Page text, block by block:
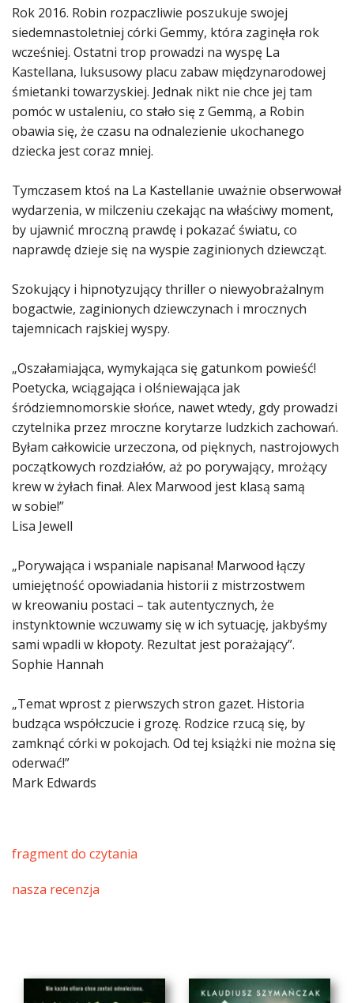
Rok 2016. Robin rozpaczliwie poszukuje swojej
siedemnastoletniej córki Gemmy, która zaginęła rok
wcześniej. Ostatni trop prowadzi na wyspę La
Kastellana, luksusowy placu zabaw międzynarodowej
śmietanki towarzyskiej. Jednak nikt nie chce jej tam
pomóc w ustaleniu, co stało się z Gemmą, a Robin
obawia się, że czasu na odnalezienie ukochanego
dziecka jest coraz mniej.
Tymczasem ktoś na La Kastellanie uważnie obserwował
wydarzenia, w milczeniu czekając na właściwy moment,
by ujawnić mroczną prawdę i pokazać światu, co
naprawdę dzieje się na wyspie zaginionych dziewcząt.
Szokujący i hipnotyzujący thriller o niewyobrażalnym
bogactwie, zaginionych dziewczynach i mrocznych
tajemnicach rajskiej wyspy.
„Oszałamiająca, wymykająca się gatunkom powieść!
Poetycka, wciągająca i olśniewająca jak
śródziemnomorskie słońce, nawet wtedy, gdy prowadzi
czytelnika przez mroczne korytarze ludzkich zachowań.
Byłam całkowicie urzeczona, od pięknych, nastrojowych
początkowych rozdziałów, aż po porywający, mrożący
krew w żyłach finał. Alex Marwood jest klasą samą
w sobie!”
Lisa Jewell
„Porywająca i wspaniale napisana! Marwood łączy
umiejętność opowiadania historii z mistrzostwem
w kreowaniu postaci – tak autentycznych, że
instynktownie wczuwamy się w ich sytuację, jakbyśmy
sami wpadli w kłopoty. Rezultat jest porażający”.
Sophie Hannah
„Temat wprost z pierwszych stron gazet. Historia
budząca współczucie i grozę. Rodzice rzucą się, by
zamknąć córki w pokojach. Od tej książki nie można się
oderwać!”
Mark Edwards
fragment do czytania
nasza recenzja